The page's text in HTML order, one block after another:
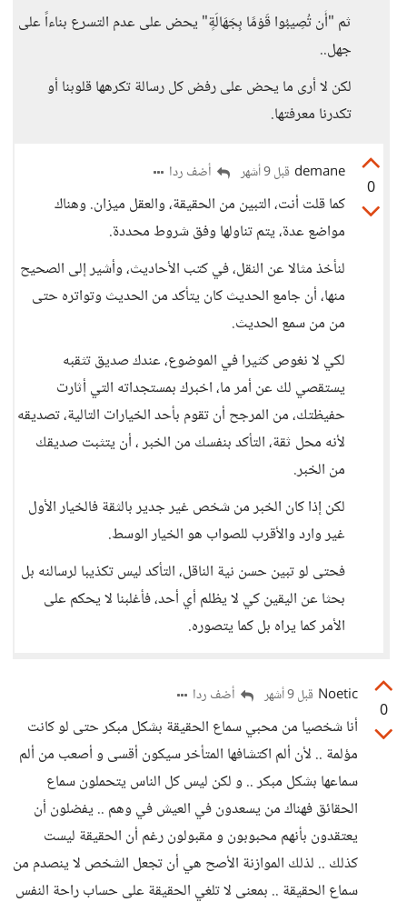
ثم "أَن تُصِيبُوا قَوْمًا بِجَهَالَةٍ" يحض على عدم التسرع بناءاً على
جهل..
لكن لا أرى ما يحض على رفض كل رسالة تكرهها قلوبنا أو
تكدرنا معرفتها.
0
demane قبل 9 أشهر أضف ردا
كما قلت أنت، التبين من الحقيقة، والعقل ميزان. وهناك
مواضع عدة، يتم تناولها وفق شروط محددة.
لنأخذ مثالا عن النقل، في كتب الأحاديث، وأشير إلى الصحيح
منها، أن جامع الحديث كان يتأكد من الحديث وتواتره حتى
من من سمع الحديث.
لكي لا نغوص كثيرا في الموضوع، عندك صديق تثقبه
يستقصي لك عن أمر ما، اخبرك بمستجداته التي أثارت
حفيظتك، من المرجح أن تقوم بأحد الخيارات التالية، تصديقه
لأنه محل ثقة، التأكد بنفسك من الخبر ، أن يتثبت صديقك
من الخبر.
لكن إذا كان الخبر من شخص غير جدير بالثقة فالخيار الأول
غير وارد والأقرب للصواب هو الخيار الوسط.
فحتى لو تبين حسن نية الناقل، التأكد ليس تكذيبا لرسالنه بل
بحثا عن اليقين كي لا يظلم أي أحد، فأغلبنا لا يحكم على
الأمر كما يراه بل كما يتصوره.
0
Noetic قبل 9 أشهر أضف ردا
أنا شخصيا من محبي سماع الحقيقة بشكل مبكر حتى لو كانت
مؤلمة .. لأن ألم اكتشافها المتأخر سيكون أقسى و أصعب من ألم
سماعها بشكل مبكر .. و لكن ليس كل الناس يتحملون سماع
الحقائق فهناك من يسعدون في العيش في وهم .. يفضلون أن
يعتقدون بأنهم محبوبون و مقبولون رغم أن الحقيقة ليست
كذلك .. لذلك الموازنة الأصح هي أن تجعل الشخص لا ينصدم من
سماع الحقيقة .. بمعنى لا تلغي الحقيقة على حساب راحة النفس